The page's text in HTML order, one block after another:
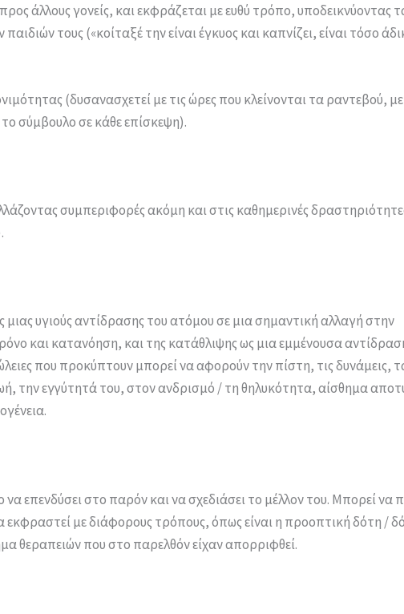
άλλους γονείς, και εκφράζεται με ευθύ τρόπο, υποδεικνύοντας
τους («κοίταξέ την είναι έγκυος και καπνίζει, είναι τόσο
(δυσανασχετεί με τις ώρες που κλείνονται τα ραντεβού,
το σύμβουλο σε κάθε επίσκεψη).
συμπεριφορές ακόμη και στις καθημερινές
μιας υγιούς αντίδρασης του ατόμου σε μια σημαντική αλλαγή στην
και κατανόηση, και της κατάθλιψης ως μια εμμένουσα
που προκύπτουν μπορεί να αφορούν την πίστη, τις δυνάμεις,
την εγγύτητά του, στον ανδρισμό / τη θηλυκότητα, αίσθημα
να επενδύσει στο παρόν και να σχεδιάσει το μέλλον του. Μπορεί να
εκφραστεί με διάφορους τρόπους, όπως είναι η προοπτική δότη /
θεραπειών που στο παρελθόν είχαν απορριφθεί.